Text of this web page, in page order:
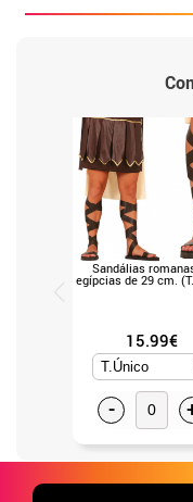
Sandálias
egípcias de 29 cm.
15.99€
-